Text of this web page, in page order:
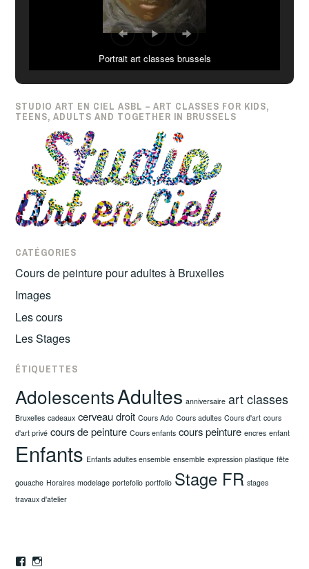
Portrait art classes brussels
STUDIO ART EN CIEL ASBL – ART CLASSES FOR KIDS,
TEENS, ADULTS AND TOGETHER IN BRUSSELS
CATÉGORIES
Cours de peinture pour adultes à Bruxelles
Images
Les cours
Les Stages
ÉTIQUETTES
AdolescentsAdultes anniversaire art classes
Bruxelles cadeaux cerveau droit Cours Ado Cours adultes Cours d'art cours
d'art privé cours de peinture Cours enfants cours peinture encres enfant
Enfants Enfants adultes ensemble ensemble expression plastique fête
gouache Horaires modelage portefolio portfolio Stage FR stages
travaux d'atelier
Facebook